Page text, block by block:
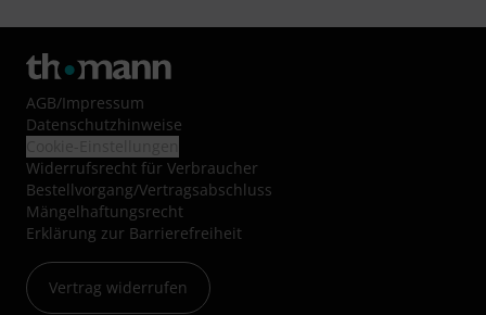
AGB/Impressum
Datenschutzhinweise
Widerrufsrecht für Verbraucher
Bestellvorgang/Vertragsabschluss
Mängelhaftungsrecht
Erklärung zur Barrierefreiheit
Vertrag widerrufen